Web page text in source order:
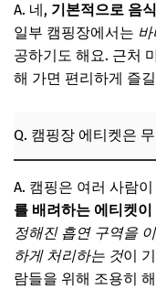
A. 네, 기본적으로 음
일부 캠핑장에서는 바
공하기도 해요. 근처
해 가면 편리하게 즐
Q. 캠핑장 에티켓은
A. 캠핑은 여러 사람
를 배려하는 에티켓이
정해진 흡연 구역을
하게 처리하는 것이
람들을 위해 조용히